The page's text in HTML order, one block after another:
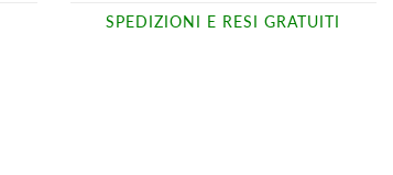
SPEDIZIONI E RESI GRATUITI